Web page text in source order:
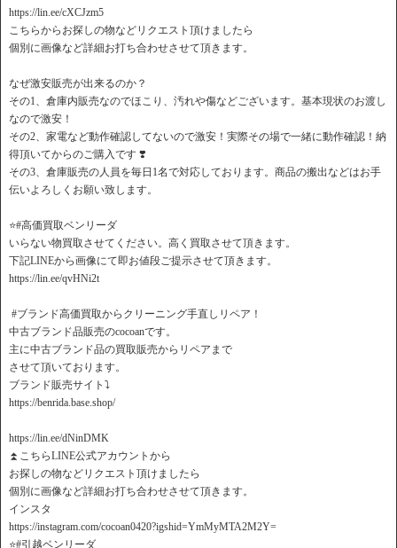
https://lin.ee/cXCJzm5
こちらからお探しの物などリクエスト頂けましたら
個別に画像など詳細お打ち合わせさせて頂きます。
なぜ激安販売が出来るのか？
その1、倉庫内販売なのでほこり、汚れや傷などございます。基本現状のお渡し
なので激安！
その2、家電など動作確認してないので激安！実際その場で一緒に動作確認！納
得頂いてからのご購入です ❣️
その3、倉庫販売の人員を毎日1名で対応しております。商品の搬出などはお手
伝いよろしくお願い致します。
⭐️#高価買取ベンリーダ
いらない物買取させてください。高く買取させて頂きます。
下記LINEから画像にて即お値段ご提示させて頂きます。
https://lin.ee/qvHNi2t
️ #ブランド高価買取からクリーニング手直しリペア！
中古ブランド品販売のcocoanです。
主に中古ブランド品の買取販売からリペアまで
させて頂いております。
ブランド販売サイト⤵️
https://benrida.base.shop/
https://lin.ee/dNinDMK
⏫こちらLINE公式アカウントから
お探しの物などリクエスト頂けましたら
個別に画像など詳細お打ち合わせさせて頂きます。
インスタ
https://instagram.com/cocoan0420?igshid=YmMyMTA2M2Y=
⭐️#引越ベンリーダ